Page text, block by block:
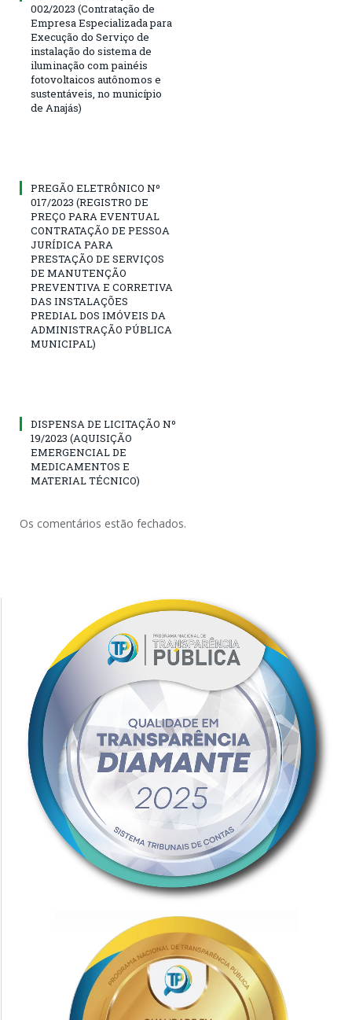
002/2023 (Contratação de
Empresa Especializada para
Execução do Serviço de
instalação do sistema de
iluminação com painéis
fotovoltaicos autônomos e
sustentáveis, no município
de Anajás)
PREGÃO ELETRÔNICO Nº
017/2023 (REGISTRO DE
PREÇO PARA EVENTUAL
CONTRATAÇÃO DE PESSOA
JURÍDICA PARA
PRESTAÇÃO DE SERVIÇOS
DE MANUTENÇÃO
PREVENTIVA E CORRETIVA
DAS INSTALAÇÕES
PREDIAL DOS IMÓVEIS DA
ADMINISTRAÇÃO PÚBLICA
MUNICIPAL)
DISPENSA DE LICITAÇÃO Nº
19/2023 (AQUISIÇÃO
EMERGENCIAL DE
MEDICAMENTOS E
MATERIAL TÉCNICO)
Os comentários estão fechados.